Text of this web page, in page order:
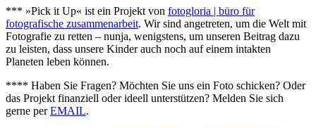
*** »Pick it Up« ist ein Projekt von fotogloria | büro für
fotografische zusammenarbeit. Wir sind angetreten, um die Welt mit
Fotografie zu retten – nunja, wenigstens, um unseren Beitrag dazu
zu leisten, dass unsere Kinder auch noch auf einem intakten
Planeten leben können.
**** Haben Sie Fragen? Möchten Sie uns ein Foto schicken? Oder
das Projekt finanziell oder ideell unterstützen? Melden Sie sich
gerne perEMAIL.